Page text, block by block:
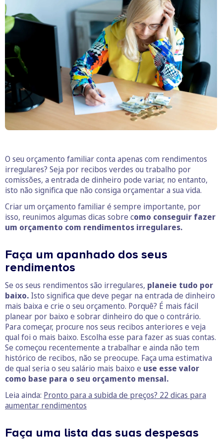
O seu orçamento familiar conta apenas com rendimentos
irregulares? Seja por recibos verdes ou trabalho por
comissões, a entrada de dinheiro pode variar, no entanto,
isto não significa que não consiga orçamentar a sua vida.
Criar um orçamento familiar é sempre importante, por
isso, reunimos algumas dicas sobre como conseguir fazer
um orçamento com rendimentos irregulares.
Faça um apanhado dos seus
rendimentos
Se os seus rendimentos são irregulares, planeie tudo por
baixo. Isto significa que deve pegar na entrada de dinheiro
mais baixa e crie o seu orçamento. Porquê? É mais fácil
planear por baixo e sobrar dinheiro do que o contrário.
Para começar, procure nos seus recibos anteriores e veja
qual foi o mais baixo. Escolha esse para fazer as suas contas.
Se começou recentemente a trabalhar e ainda não tem
histórico de recibos, não se preocupe. Faça uma estimativa
de qual seria o seu salário mais baixo e use esse valor
como base para o seu orçamento mensal.
Leia ainda: Pronto para a subida de preços? 22 dicas para
aumentar rendimentos
Faça uma lista das suas despesas